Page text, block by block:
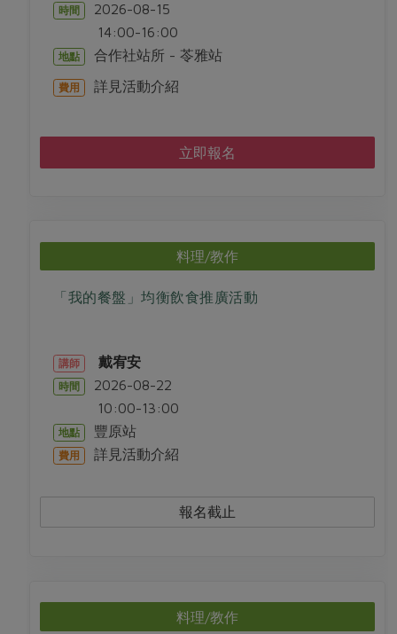
時間 2026-08-15
14:00-16:00
地點 合作社站所 - 苓雅站
費用 詳見活動介紹
立即報名
料理/教作
「我的餐盤」均衡飲食推廣活動
講師 戴宥安
時間 2026-08-22
10:00-13:00
地點 豐原站
費用 詳見活動介紹
報名截止
料理/教作